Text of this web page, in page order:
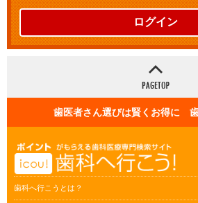
ログイン
歯医者さん選びは賢くお得に 歯
歯科へ行こうとは？